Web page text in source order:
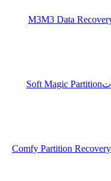
M3 Data
Soft Magic
Comfy Partition